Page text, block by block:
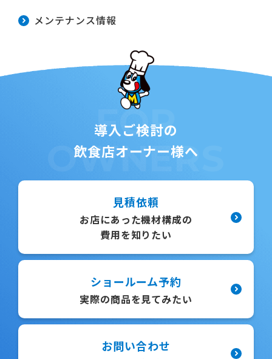
メンテナンス情報
導入ご検討の
飲食店オーナー様へ
FOR
OWNERS
見積依頼
お店にあった機材構成の
費用を知りたい
ショールーム予約
実際の商品を見てみたい
お問い合わせ